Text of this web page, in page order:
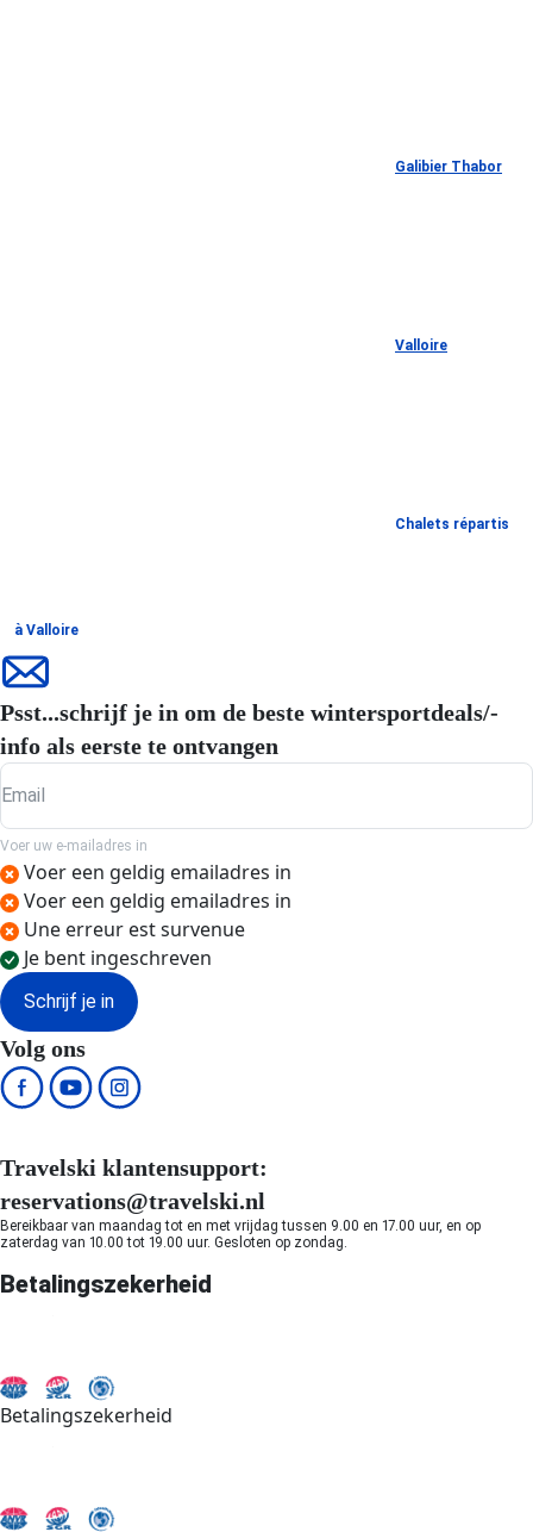
Galibier Thabor
Valloire
Chalets répartis
à Valloire
Psst...schrijf je in om de beste wintersportdeals/-
info als eerste te ontvangen
Email
Voer uw e-mailadres in
Voer een geldig emailadres in
Voer een geldig emailadres in
Une erreur est survenue
Je bent ingeschreven
Schrijf je in
Volg ons
Travelski klantensupport:
reservations@travelski.nl
Bereikbaar van maandag tot en met vrijdag tussen 9.00 en 17.00 uur, en op
zaterdag van 10.00 tot 19.00 uur. Gesloten op zondag.
Betalingszekerheid
Betalingszekerheid